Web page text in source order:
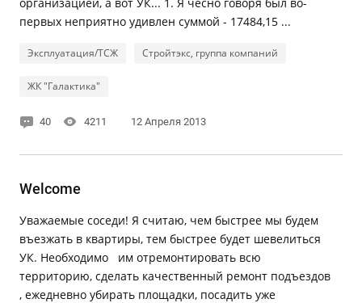
первых неприятно удивлен суммой - 17484,15 ...
Эксплуатация/ТСЖ Стройтэкс, группа компаний
ЖК "Галактика"
40 4211 12 Апреля 2013
Welcome
Уважаемые соседи! Я считаю, чем быстрее мы будем
въезжать в квартиры, тем быстрее будет шевелиться
УК. Необходимо им отремонтировать всю
территорию, сделать качественный ремонт подъездов
, ежедневно убирать площадки, посадить уже